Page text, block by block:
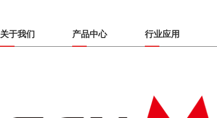
关于我们 产品中心 行业应用